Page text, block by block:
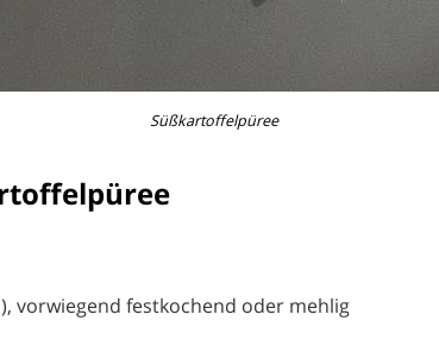
Süßkartoffelpüree
vorwiegend festkochend oder mehlig